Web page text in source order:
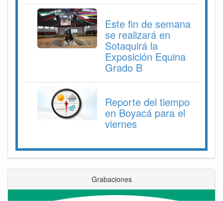
Este fin de semana
se realizará en
Sotaquirá la
Exposición Equina
Grado B
Reporte del tiempo
en Boyacá para el
viernes
Grabaciones